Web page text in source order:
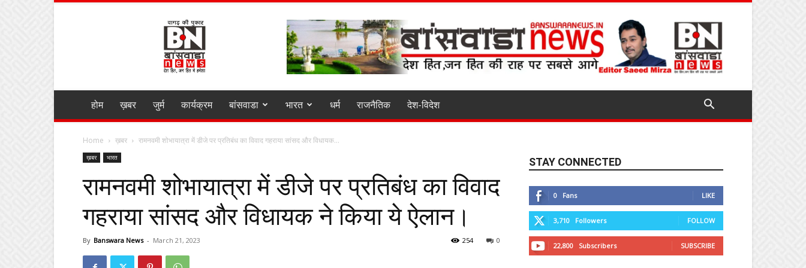
BANSWARA
NEWS
MIRZA
होम ख़बर जुर्म कार्यक्रम बांसवाडा भारत धर्म राजनैतिक देश-विदेश
Home ख़बर रामनवमी शोभायात्रा में डीजे पर प्रतिबंध का विवाद गहराया सांसद और विधायक...
ख़बर भारत
रामनवमी शोभायात्रा में डीजे पर प्रतिबंध का विवाद
गहराया सांसद और विधायक ने किया ये ऐलान।
By Banswara News - March 21, 2023 0
254
STAY CONNECTED
0 Fans LIKE
3,710 Followers FOLLOW
22,800 Subscribers SUBSCRIBE